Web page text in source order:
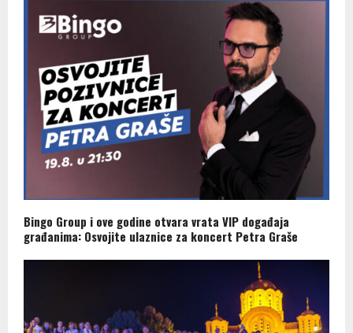
Bingo Group i ove godine otvara vrata VIP događaja
građanima: Osvojite ulaznice za koncert Petra Graše